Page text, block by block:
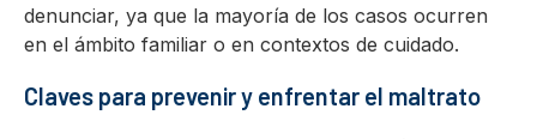
denunciar, ya que la mayoría de los casos ocurren
en el ámbito familiar o en contextos de cuidado.
Claves para prevenir y enfrentar el maltrato